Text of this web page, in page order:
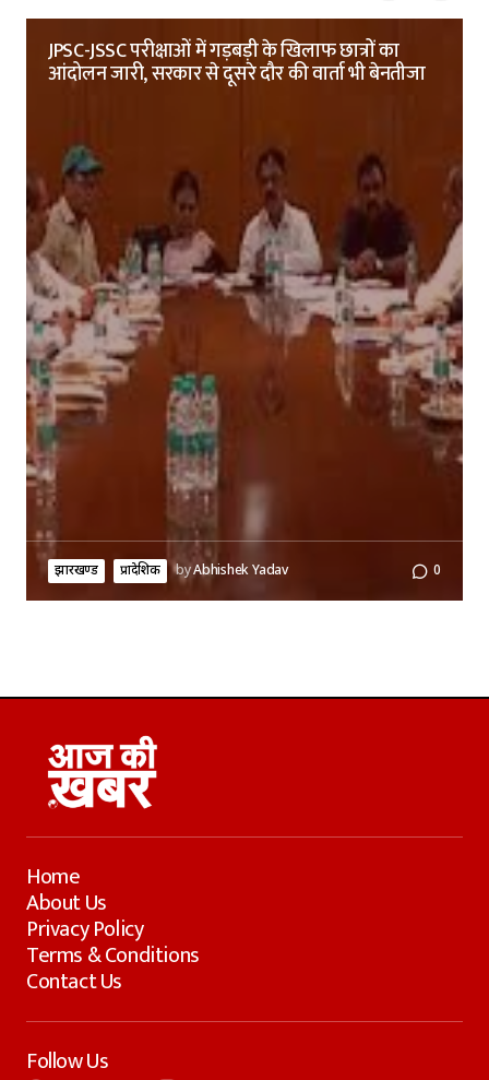
JPSC-JSSC परीक्षाओं में गड़बड़ी के खिलाफ छात्रों का
आंदोलन जारी, सरकार से दूसरे दौर की वार्ता भी बेनतीजा
झारखण्ड प्रादेशिक byAbhishek Yadav 0
Home
About Us
Privacy Policy
Terms & Conditions
Contact Us
Follow Us